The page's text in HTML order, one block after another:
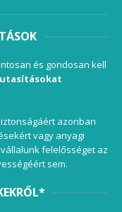
és gondosan kell
azonban
vagy anyagi
felelősséget az
sem.